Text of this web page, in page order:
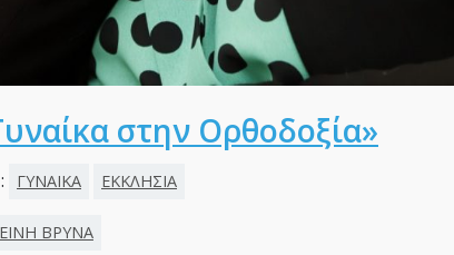
στην Ορθοδοξία»
ΓΥΝΑΙΚΑ ΕΚΚΛΗΣΙΑ
ΒΡΥΝΑ